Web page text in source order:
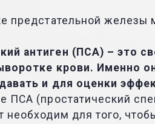
предстательной
антиген (ПСА) – это
крови. Именно
и для оценки
ПСА (простатический
необходим для того,